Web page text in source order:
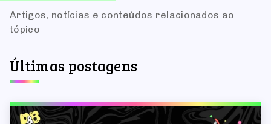
Artigos, notícias e conteúdos relacionados ao
tópico
Últimas postagens